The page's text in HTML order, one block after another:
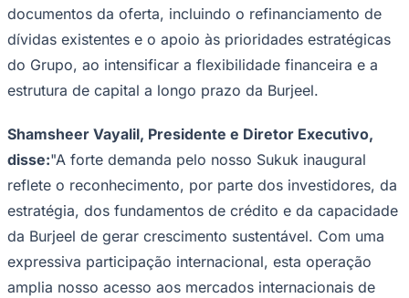
documentos da oferta, incluindo o refinanciamento de
dívidas existentes e o apoio às prioridades estratégicas
do Grupo, ao intensificar a flexibilidade financeira e a
estrutura de capital a longo prazo da Burjeel.
Shamsheer Vayalil, Presidente e Diretor Executivo,
disse:"A forte demanda pelo nosso Sukuk inaugural
reflete o reconhecimento, por parte dos investidores, da
estratégia, dos fundamentos de crédito e da capacidade
da Burjeel de gerar crescimento sustentável. Com uma
expressiva participação internacional, esta operação
amplia nosso acesso aos mercados internacionais de